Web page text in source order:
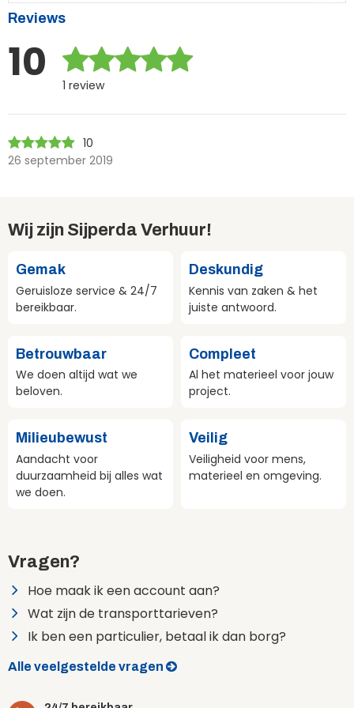
Reviews
10 1 review
10
26 september 2019
Wij zijn Sijperda Verhuur!
Gemak
Geruisloze service & 24/7
bereikbaar.
Deskundig
Kennis van zaken & het
juiste antwoord.
Betrouwbaar
We doen altijd wat we
beloven.
Compleet
Al het materieel voor jouw
project.
Milieubewust
Aandacht voor
duurzaamheid bij alles wat
we doen.
Veilig
Veiligheid voor mens,
materieel en omgeving.
Vragen?
Hoe maak ik een account aan?
Wat zijn de transporttarieven?
Ik ben een particulier, betaal ik dan borg?
Alle veelgestelde vragen